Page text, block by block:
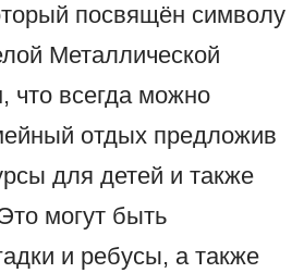
посвящён символу
Металлической
что всегда можно
отдых предложив
для детей и также
могут быть
и ребусы, а также